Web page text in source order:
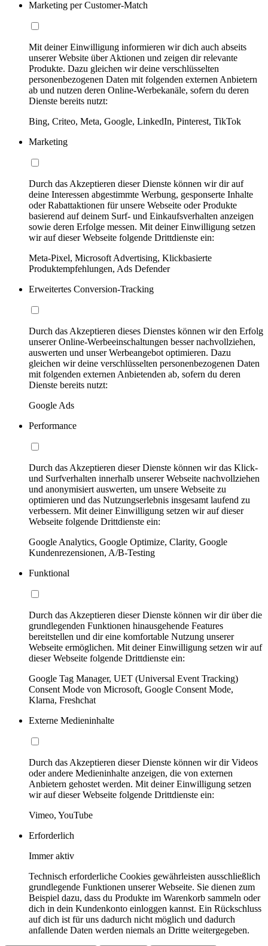
Marketing per Customer-Match
Mit deiner Einwilligung informieren wir dich auch abseits
unserer Website über Aktionen und zeigen dir relevante
Produkte. Dazu gleichen wir deine verschlüsselten
personenbezogenen Daten mit folgenden externen Anbietern
ab und nutzen deren Online-Werbekanäle, sofern du deren
Dienste bereits nutzt:
Bing, Criteo, Meta, Google, LinkedIn, Pinterest, TikTok
Marketing
Durch das Akzeptieren dieser Dienste können wir dir auf
deine Interessen abgestimmte Werbung, gesponserte Inhalte
oder Rabattaktionen für unsere Webseite oder Produkte
basierend auf deinem Surf- und Einkaufsverhalten anzeigen
sowie deren Erfolge messen. Mit deiner Einwilligung setzen
wir auf dieser Webseite folgende Drittdienste ein:
Meta-Pixel, Microsoft Advertising, Klickbasierte
Produktempfehlungen, Ads Defender
Erweitertes Conversion-Tracking
Durch das Akzeptieren dieses Dienstes können wir den Erfolg
unserer Online-Werbeeinschaltungen besser nachvollziehen,
auswerten und unser Werbeangebot optimieren. Dazu
gleichen wir deine verschlüsselten personenbezogenen Daten
mit folgenden externen Anbietenden ab, sofern du deren
Dienste bereits nutzt:
Google Ads
Performance
Durch das Akzeptieren dieser Dienste können wir das Klick-
und Surfverhalten innerhalb unserer Webseite nachvollziehen
und anonymisiert auswerten, um unsere Webseite zu
optimieren und das Nutzungserlebnis insgesamt laufend zu
verbessern. Mit deiner Einwilligung setzen wir auf dieser
Webseite folgende Drittdienste ein:
Google Analytics, Google Optimize, Clarity, Google
Kundenrezensionen, A/B-Testing
Funktional
Durch das Akzeptieren dieser Dienste können wir dir über die
grundlegenden Funktionen hinausgehende Features
bereitstellen und dir eine komfortable Nutzung unserer
Webseite ermöglichen. Mit deiner Einwilligung setzen wir auf
dieser Webseite folgende Drittdienste ein:
Google Tag Manager, UET (Universal Event Tracking)
Consent Mode von Microsoft, Google Consent Mode,
Klarna, Freshchat
Externe Medieninhalte
Durch das Akzeptieren dieser Dienste können wir dir Videos
oder andere Medieninhalte anzeigen, die von externen
Anbietern gehostet werden. Mit deiner Einwilligung setzen
wir auf dieser Webseite folgende Drittdienste ein:
Vimeo, YouTube
Erforderlich
Immer aktiv
Technisch erforderliche Cookies gewährleisten ausschließlich
grundlegende Funktionen unserer Webseite. Sie dienen zum
Beispiel dazu, dass du Produkte im Warenkorb sammeln oder
dich in dein Kundenkonto einloggen kannst. Ein Rückschluss
auf dich ist für uns dadurch nicht möglich und dadurch
anfallende Daten werden niemals an Dritte weitergegeben.